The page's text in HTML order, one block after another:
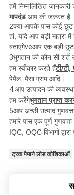
हमें निम्नलिखित
मापदंड आप की जरूरत है.
2क्या आपके पास कोई
हां, यदि आप बड़ी मात्रा
बताएंगेveआप एक बड़ी छूट.
3भुगतान की कौन सी शर्तें
हम स्वीकार करते हैंटी/टी,
पेपैल, पैसाग्राम आदि।
4.आप उत्पादन की
हम करेंगेभुगतान प्राप्त
5आप अच्छी उत्पाद
हमारे पास एक पूर्ण
IQC, OQC विभागों
ट्रक पैमाने लोड कोशिकाओं